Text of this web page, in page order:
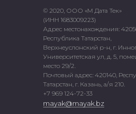
© 2020, ООО «М Дата Тек»
(ИНН 1683009223)
Адрес местонахождения:
Республика Татарстан,
Верхнеуслонский р-н, г.
Университетская ул, д. 5,
место 29/2.
Почтовый адрес: 420140,
Татарстан, г. Казань, а/я 210.
+7 969 124-72-33
mayak@mayak.bz